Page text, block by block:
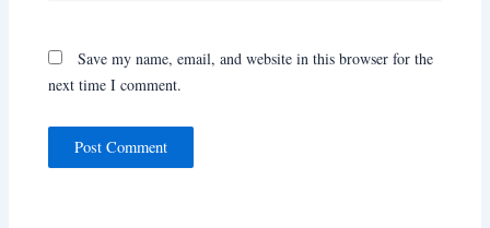
Save my name, email, and website in this browser for the
next time I comment.